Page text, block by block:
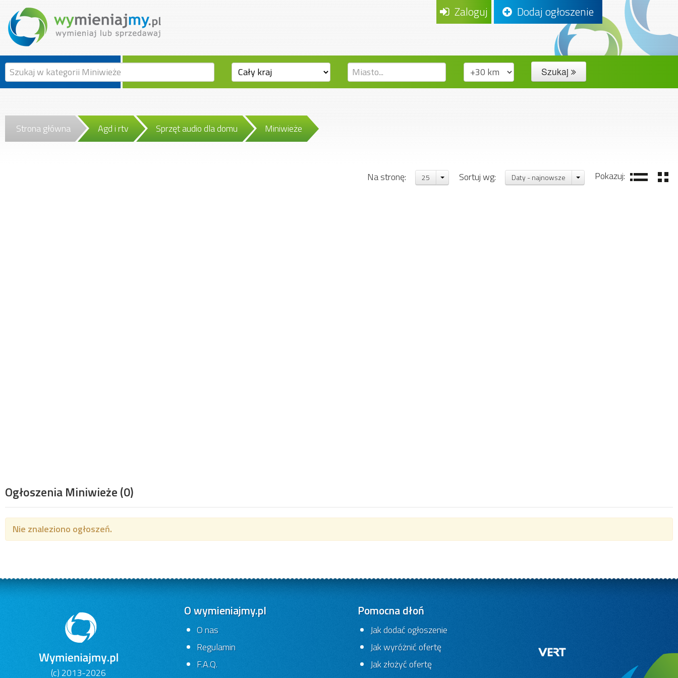
Zaloguj Dodaj ogłoszenie
Szukaj
Strona główna Agd i rtv Sprzęt audio dla domu Miniwieże
Ogłoszenia Miniwieże(0)
Pokazuj:
Sortuj wg: Daty - najnowsze
Na stronę: 25
Nie znaleziono ogłoszeń.
(c) 2013-2026
O wymieniajmy.pl
O nas
Regulamin
F.A.Q.
Pomocna dłoń
Jak dodać ogłoszenie
Jak wyróżnić ofertę
Jak złożyć ofertę